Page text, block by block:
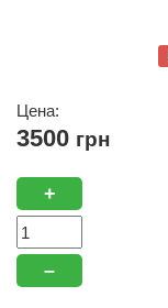
Цена:
3500 грн
+
–